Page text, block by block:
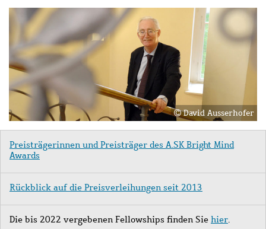
Bild
Bild
David Ausserhofer
Preisträgerinnen und Preisträger des A.SK Bright Mind
Awards
Rückblick auf die Preisverleihungen seit 2013
Die bis 2022 vergebenen Fellowships finden Sie hier.